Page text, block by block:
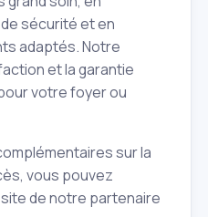
sécurité et en
adaptés. Notre
et la garantie
votre foyer ou
sur la
vous pouvez
de notre partenaire